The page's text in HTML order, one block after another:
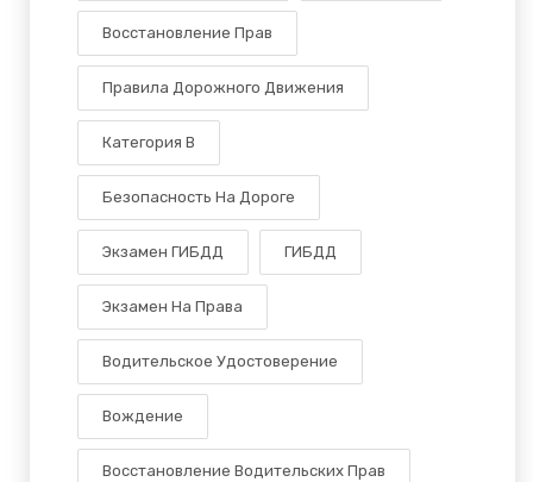
Восстановление Прав
Правила Дорожного Движения
Категория B
Безопасность На Дороге
Экзамен ГИБДД ГИБДД
Экзамен На Права
Водительское Удостоверение
Вождение
Восстановление Водительских Прав